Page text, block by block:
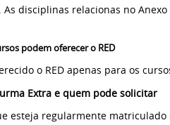
As disciplinas relacionas no
podem oferecer o RED
o RED apenas para os
Extra e quem pode solicitar
esteja regularmente